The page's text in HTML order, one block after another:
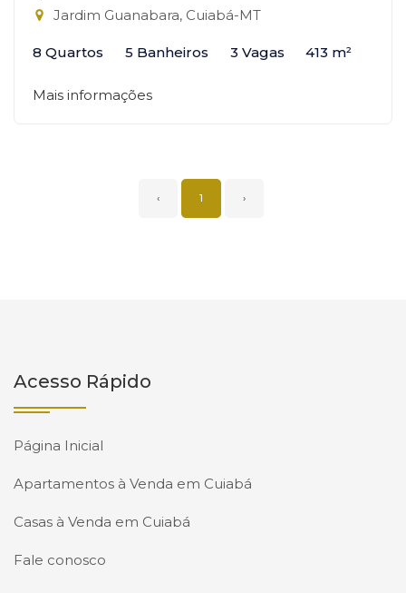
Jardim Guanabara, Cuiabá-MT
8 Quartos 5 Banheiros 3 Vagas 413 m²
Mais informações
‹ 1 ›
Acesso Rápido
Página Inicial
Apartamentos à Venda em Cuiabá
Casas à Venda em Cuiabá
Fale conosco